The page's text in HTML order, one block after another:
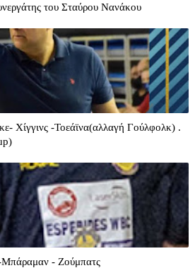
του Σταύρου Νανάκου
Χίγγινς -Τοεάϊνα(αλλαγή Γούλφολκ) .
- Ζούμπατς